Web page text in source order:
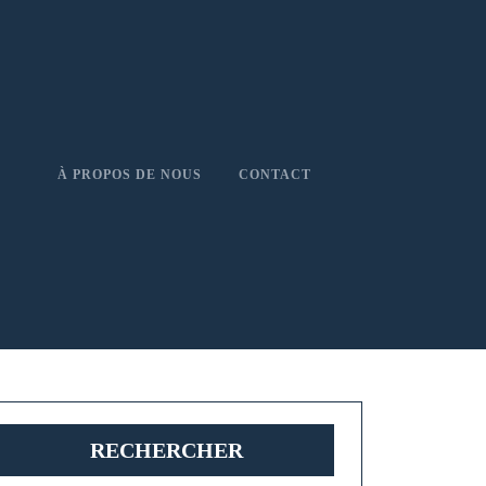
À PROPOS DE NOUS CONTACT
RECHERCHER